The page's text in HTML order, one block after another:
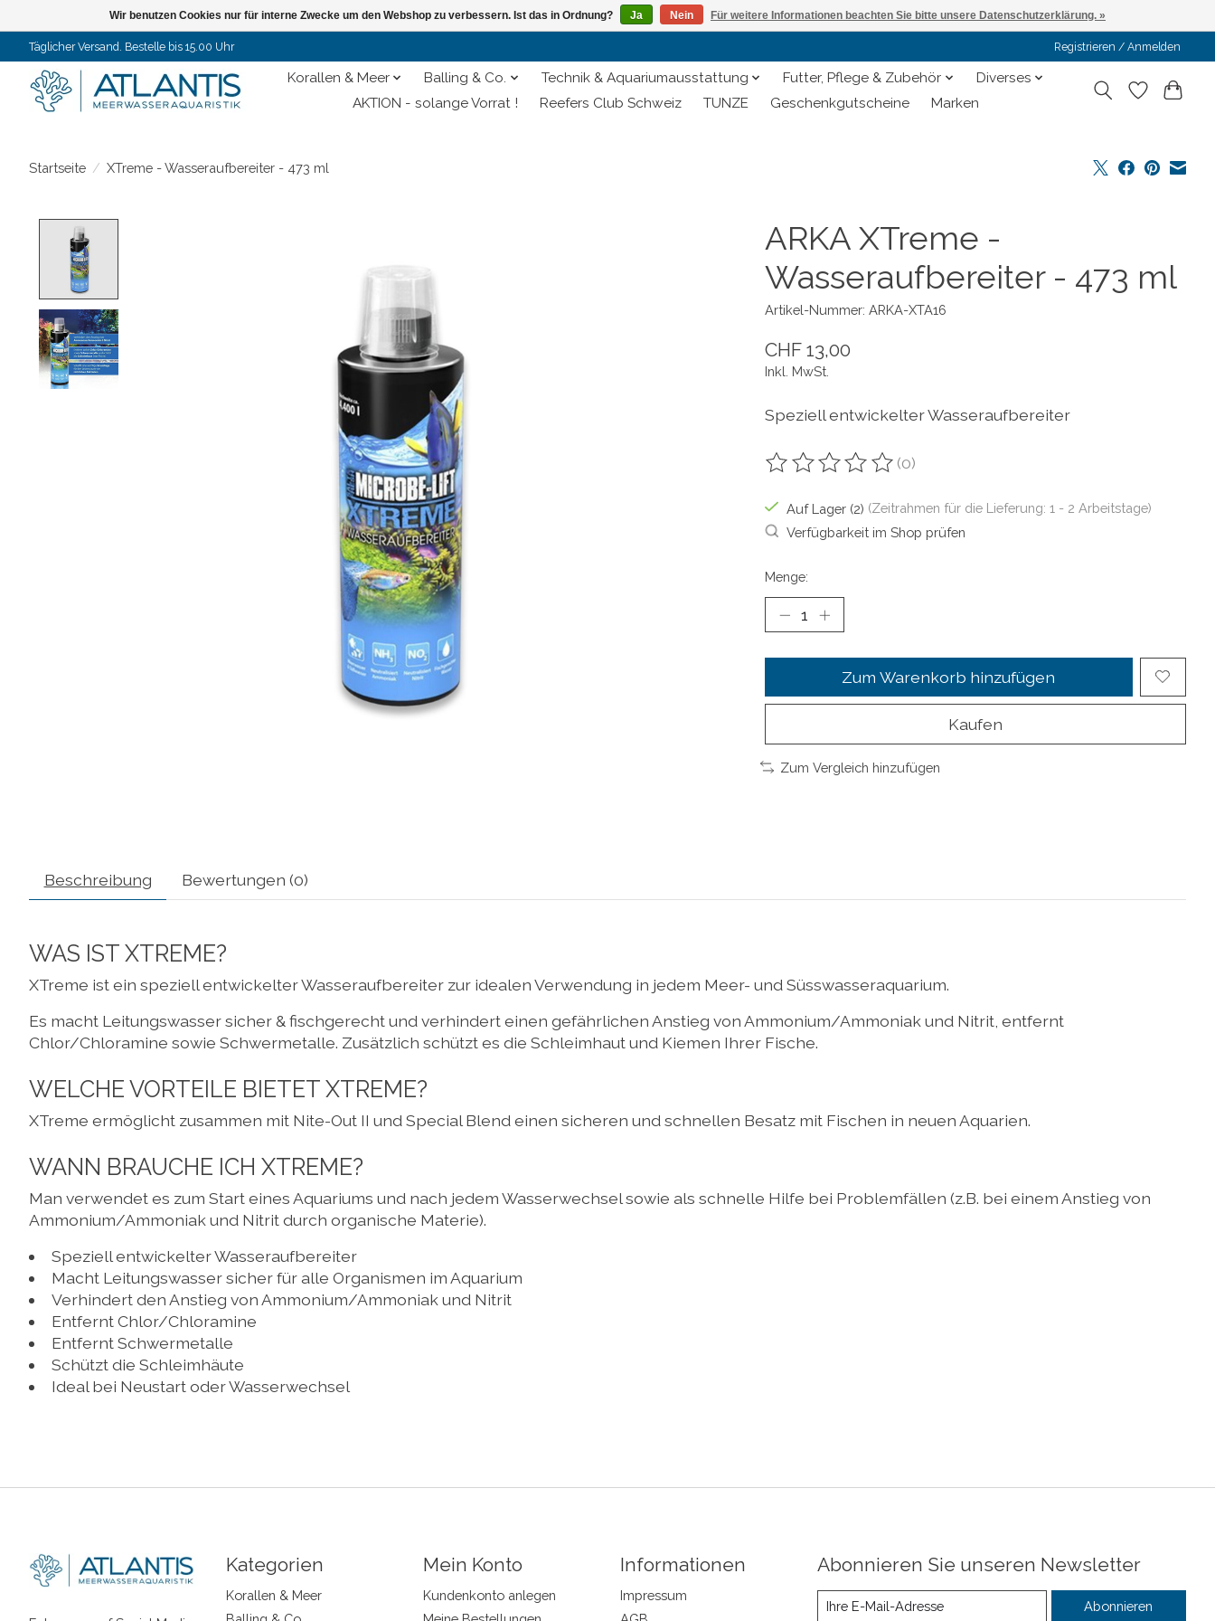
Täglicher Versand. Bestelle bis 15.00 Uhr Registrieren / Anmelden
Korallen & Meer Balling & Co. Technik & Aquariumausstattung Futter, Pflege & Zubehör
Diverses
AKTION - solange Vorrat !
Reefers Club Schweiz TUNZE Geschenkgutscheine Marken
Startseite / XTreme - Wasseraufbereiter - 473 ml
ARKA XTreme -
Wasseraufbereiter - 473 ml
Artikel-Nummer: ARKA-XTA16
CHF 13,00
Inkl. MwSt.
Speziell entwickelter Wasseraufbereiter
Die Bewertung dieses Produkts ist
(0)
Auf Lager (2) (Zeitrahmen für die Lieferung: 1 - 2 Arbeitstage)
Verfügbarkeit im Shop prüfen
Menge:
Zum Warenkorb hinzufügen
Kaufen
Zum Vergleich hinzufügen
Beschreibung Bewertungen (0)
WAS IST XTREME?
XTreme ist ein speziell entwickelter Wasseraufbereiter zur idealen Verwendung in jedem Meer- und Süsswasseraquarium.
Es macht Leitungswasser sicher & fischgerecht und verhindert einen gefährlichen Anstieg von Ammonium/Ammoniak und Nitrit, entfernt
Chlor/Chloramine sowie Schwermetalle. Zusätzlich schützt es die Schleimhaut und Kiemen Ihrer Fische.
WELCHE VORTEILE BIETET XTREME?
XTreme ermöglicht zusammen mit Nite-Out II und Special Blend einen sicheren und schnellen Besatz mit Fischen in neuen Aquarien.
WANN BRAUCHE ICH XTREME?
Man verwendet es zum Start eines Aquariums und nach jedem Wasserwechsel sowie als schnelle Hilfe bei Problemfällen (z.B. bei einem Anstieg von
Ammonium/Ammoniak und Nitrit durch organische Materie).
Speziell entwickelter Wasseraufbereiter
Macht Leitungswasser sicher für alle Organismen im Aquarium
Verhindert den Anstieg von Ammonium/Ammoniak und Nitrit
Entfernt Chlor/Chloramine
Entfernt Schwermetalle
Schützt die Schleimhäute
Ideal bei Neustart oder Wasserwechsel
Kategorien
Korallen & Meer
Mein Konto
Kundenkonto anlegen
Informationen
Impressum
Abonnieren Sie unseren Newsletter
Abonnieren
Wir benutzen Cookies nur für interne Zwecke um den Webshop zu verbessern. Ist das in Ordnung? Ja Nein Für weitere Informationen beachten Sie bitte unsere Datenschutzerklärung. »